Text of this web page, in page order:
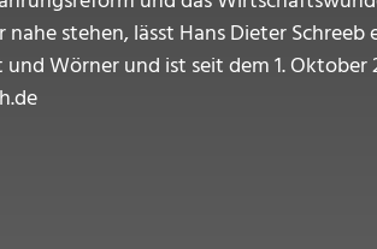
stehen, lässt Hans Dieter
Wörner und ist seit dem 1.